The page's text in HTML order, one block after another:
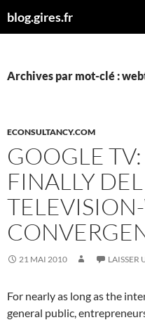
aublog.gires.fr
Archives par mot-clé :
ECONSULTANCY.COM
GOOGLE
FINALLY
21 MAI 2010 LAISSER
For nearly as long as the
general public,